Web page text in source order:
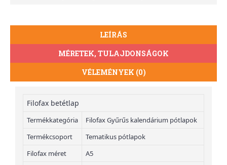
LEÍRÁS
MÉRETEK, TULAJDONSÁGOK
VÉLEMÉNYEK (0)
Filofax betétlap
Termékkategória
Filofax Gyűrűs kalendárium pótlapok
Termékcsoport
Tematikus pótlapok
Filofax méret
A5